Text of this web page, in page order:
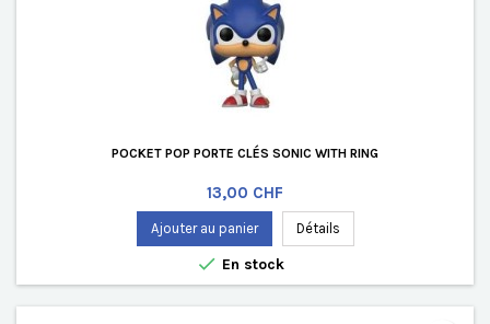
POCKET POP PORTE CLÉS SONIC WITH RING
Prix
13,00 CHF
Ajouter au panier Détails
 En stock